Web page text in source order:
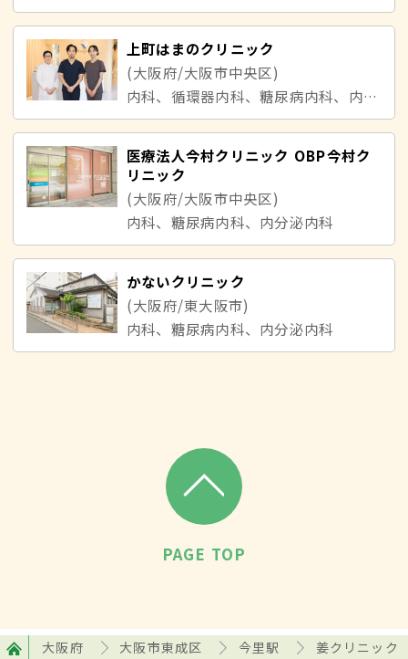
上町はまのクリニック
(大阪府/大阪市中央区)
内科、循環器内科、糖尿病内科、内分泌内科
医療法人今村クリニック OBP今村ク
リニック
(大阪府/大阪市中央区)
内科、糖尿病内科、内分泌内科
かないクリニック
(大阪府/東大阪市)
内科、糖尿病内科、内分泌内科
PAGE TOP
大阪府 大阪市東成区 今里駅 姜クリニック